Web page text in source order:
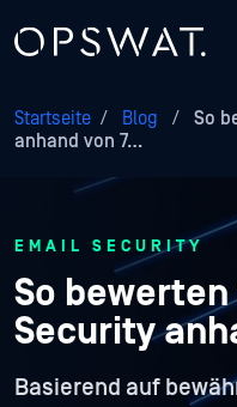
Startseite / Blog /
So
anhand von 7…
EMAIL SECURITY
So bewerten
Security
Basierend auf